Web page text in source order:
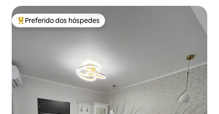
Entre os melhores preferidos dos hóspedes
Preferido dos hóspedes